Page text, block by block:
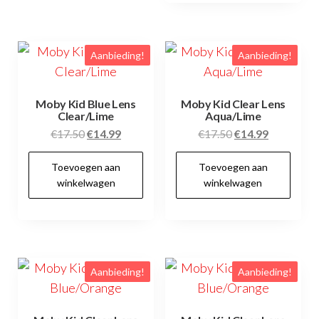
Aanbieding!
Moby Kid Blue Lens
Clear/Lime
€17.50Oorspronkelijke
prijs
was:
€17.50.
€14.99Huidige
prijs
Toevoegen aan
winkelwagen
Aanbieding!
Moby Kid Clear Lens
Aqua/Lime
€17.50Oorspronkelijke
prijs
was:
€17.50.
€14.99Huidige
prijs
Toevoegen aan
winkelwagen
Aanbieding! Aanbieding!